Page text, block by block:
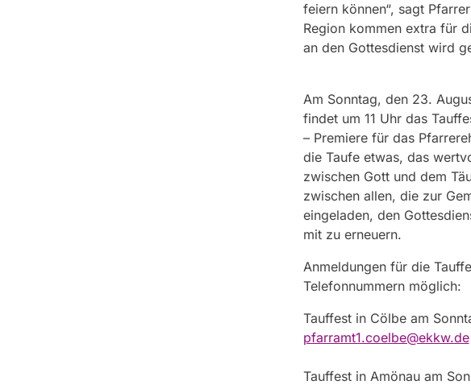
feiern können“, sagt
Region kommen extra für
an den Gottesdienst wird
Am Sonntag, den 23.
findet um 11 Uhr das
– Premiere für das
die Taufe etwas, das
zwischen Gott und dem
zwischen allen, die zur
eingeladen, den
mit zu erneuern.
Anmeldungen für die
Telefonnummern möglich:
Tauffest in Cölbe am
pfarramt1.coelbe@ekkw.de
Tauffest in Amönau am